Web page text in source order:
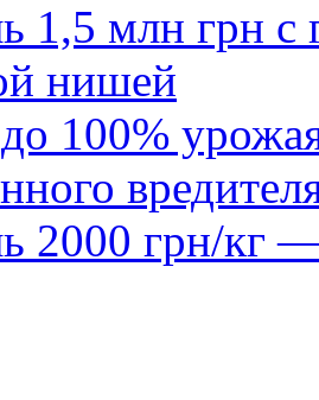
1,5 млн грн с
нишей
100%
2000 грн/кг —